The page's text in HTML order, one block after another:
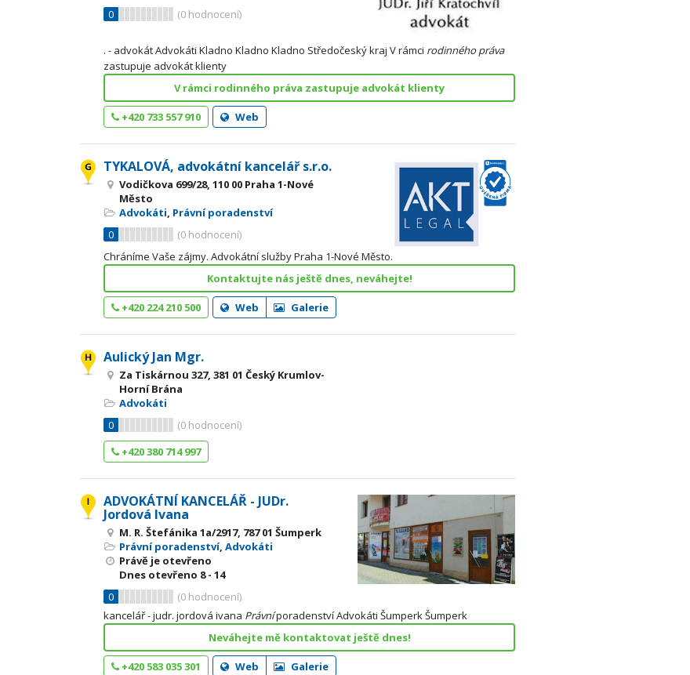
0
(0 hodnocení)
. - advokát Advokáti Kladno Kladno Kladno Středočeský kraj V rámci rodinného práva
zastupuje advokát klienty
V rámci rodinného práva zastupuje advokát klienty
+420 733 557 910 Web
TYKALOVÁ, advokátní kancelář s.r.o.
Vodičkova 699/28, 110 00 Praha 1-Nové
Město
Advokáti, Právní poradenství
0
(0 hodnocení)
Chráníme Vaše zájmy. Advokátní služby Praha 1-Nové Město.
Kontaktujte nás ještě dnes, neváhejte!
+420 224 210 500 Web Galerie
Aulický Jan Mgr.
Za Tiskárnou 327, 381 01 Český Krumlov-
Horní Brána
Advokáti
0
(0 hodnocení)
+420 380 714 997
ADVOKÁTNÍ KANCELÁŘ - JUDr.
Jordová Ivana
M. R. Štefánika 1a/2917, 787 01 Šumperk
Právní poradenství, Advokáti
Právě je otevřeno
Dnes otevřeno 8 - 14
0
(0 hodnocení)
kancelář - judr. jordová ivana Právníporadenství Advokáti Šumperk Šumperk
Neváhejte mě kontaktovat ještě dnes!
+420 583 035 301 Web Galerie